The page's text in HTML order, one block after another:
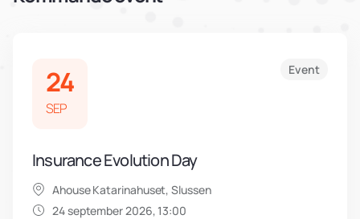
24
SEP
Event
Insurance Evolution Day
Ahouse Katarinahuset, Slussen
24 september 2026, 13:00